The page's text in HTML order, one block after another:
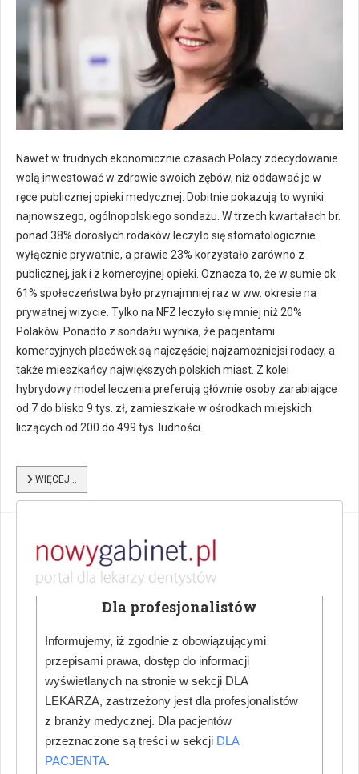
Nawet w trudnych ekonomicznie czasach Polacy zdecydowanie
wolą inwestować w zdrowie swoich zębów, niż oddawać je w
ręce publicznej opieki medycznej. Dobitnie pokazują to wyniki
najnowszego, ogólnopolskiego sondażu. W trzech kwartałach br.
ponad 38% dorosłych rodaków leczyło się stomatologicznie
wyłącznie prywatnie, a prawie 23% korzystało zarówno z
publicznej, jak i z komercyjnej opieki. Oznacza to, że w sumie ok.
61% społeczeństwa było przynajmniej raz w ww. okresie na
prywatnej wizycie. Tylko na NFZ leczyło się mniej niż 20%
Polaków. Ponadto z sondażu wynika, że pacjentami
komercyjnych placówek są najczęściej najzamożniejsi rodacy, a
także mieszkańcy największych polskich miast. Z kolei
hybrydowy model leczenia preferują głównie osoby zarabiające
od 7 do blisko 9 tys. zł, zamieszkałe w ośrodkach miejskich
liczących od 200 do 499 tys. ludności.
WIĘCEJ…
FDI: Chcą zintegrowanego podejścia do
zdrowia pacjenta
Dla profesjonalistów
Informujemy, iż zgodnie z obowiązującymi
przepisami prawa, dostęp do informacji
wyświetlanych na stronie w sekcji DLA
LEKARZA, zastrzeżony jest dla profesjonalistów
z branży medycznej. Dla pacjentów
przeznaczone są treści w sekcji DLA
PACJENTA.